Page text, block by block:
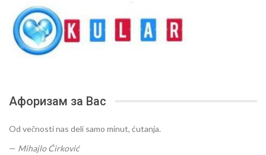
Афоризам за Вас
Od večnosti nas deli samo minut, ćutanja.
— Mihajlo Ćirković